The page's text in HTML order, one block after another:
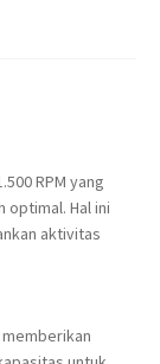
RPM yang
optimal. Hal ini
aktivitas
memberikan